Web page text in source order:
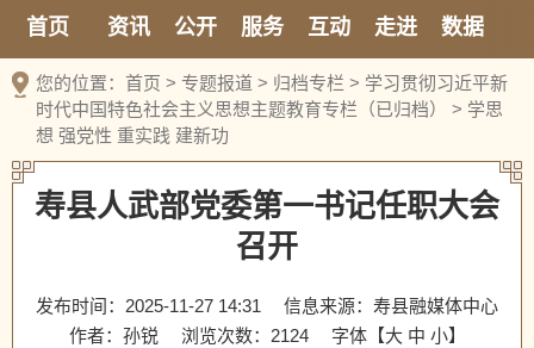
首页 资讯 公开 服务 互动 走进
数据
新媒体
您的位置： 首页 > 专题报道 > 归档专栏 > 学习贯彻习近平新
时代中国特色社会主义思想主题教育专栏（已归档）
> 学思
想 强党性 重实践 建新功
寿县人武部党委第一书记任职大会
召开
发布时间：2025-11-27 14:31
信息来源：寿县融媒体中心
作者：孙锐
浏览次数： 2124 字体【大 中 小】